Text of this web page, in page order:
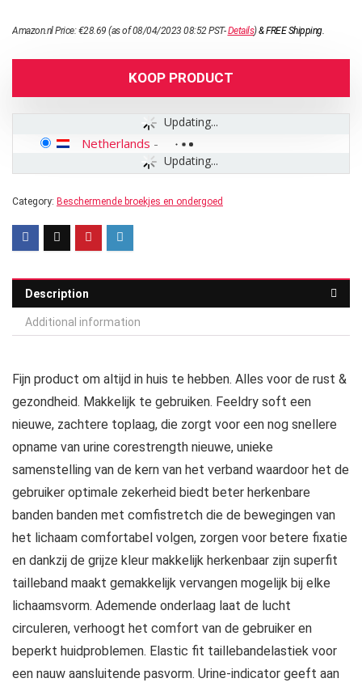
Amazon.nl Price:€28.69 (as of 08/04/2023 08:52 PST-Details)&FREE Shipping.
KOOP PRODUCT
Updating...
Updating...
Netherlands -
Category: Beschermende broekjes en ondergoed
Description
Additional information
Fijn product om altijd in huis te hebben. Alles voor de rust &
gezondheid. Makkelijk te gebruiken. Feeldry soft een
nieuwe, zachtere toplaag, die zorgt voor een nog snellere
opname van urine corestrength nieuwe, unieke
samenstelling van de kern van het verband waardoor het de
gebruiker optimale zekerheid biedt beter herkenbare
banden banden met comfistretch die de bewegingen van
het lichaam comfortabel volgen, zorgen voor betere fixatie
en dankzij de grijze kleur makkelijk herkenbaar zijn superfit
tailleband maakt gemakkelijk vervangen mogelijk bij elke
lichaamsvorm. Ademende onderlaag laat de lucht
circuleren, verhoogt het comfort van de gebruiker en
beperkt huidproblemen. Elastic fit taillebandelastiek voor
een nauw aansluitende pasvorm. Urine-indicator geeft aan